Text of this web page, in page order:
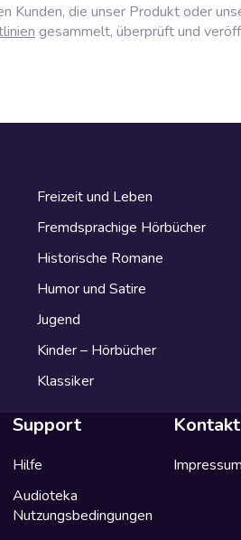
Kunden, die unser Produkt oder
gesammelt, überprüft und
Freizeit und Leben
Fremdsprachige Hörbücher
Historische Romane
Humor und Satire
Jugend
Kinder – Hörbücher
Klassiker
Support
Hilfe
Audioteka
Nutzungsbedingungen
Kontakt
Impressum